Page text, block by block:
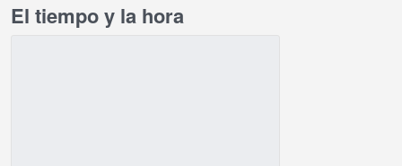
El tiempo y la hora